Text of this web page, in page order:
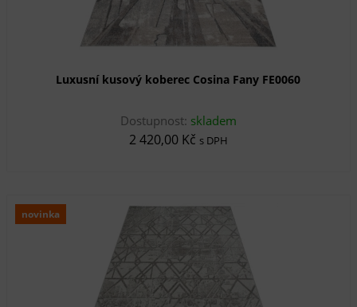
Luxusní kusový koberec Cosina Fany FE0060
Dostupnost: skladem
2 420,00 Kč s DPH
novinka